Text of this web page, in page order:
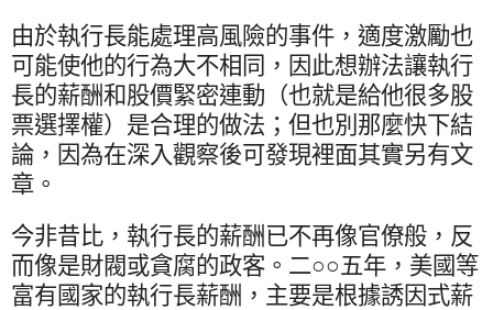
由於執行長能處理高風險的事件，適度激勵也
可能使他的行為大不相同，因此想辦法讓執行
長的薪酬和股價緊密連動（也就是給他很多股
票選擇權）是合理的做法；但也別那麼快下結
論，因為在深入觀察後可發現裡面其實另有文
章。
今非昔比，執行長的薪酬已不再像官僚般，反
而像是財閥或貪腐的政客。二○○五年，美國等
富有國家的執行長薪酬，主要是根據誘因式薪